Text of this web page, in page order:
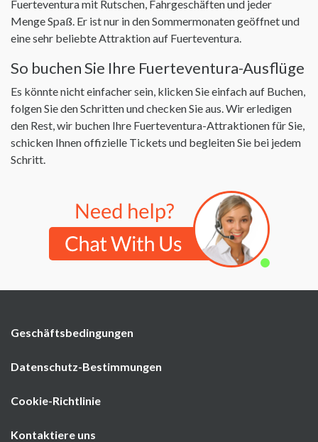
Fuerteventura mit Rutschen, Fahrgeschäften und jeder
Menge Spaß. Er ist nur in den Sommermonaten geöffnet und
eine sehr beliebte Attraktion auf Fuerteventura.
So buchen Sie Ihre Fuerteventura-Ausflüge
Es könnte nicht einfacher sein, klicken Sie einfach auf Buchen,
folgen Sie den Schritten und checken Sie aus. Wir erledigen
den Rest, wir buchen Ihre Fuerteventura-Attraktionen für Sie,
schicken Ihnen offizielle Tickets und begleiten Sie bei jedem
Schritt.
Geschäftsbedingungen
Datenschutz-Bestimmungen
Cookie-Richtlinie
Kontaktiere uns